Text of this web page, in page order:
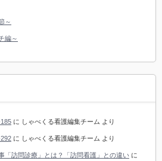
～
編～
に しゃべくる看護編集チーム より
に しゃべくる看護編集チーム より
「訪問診療」とは？「訪問看護」との違い に